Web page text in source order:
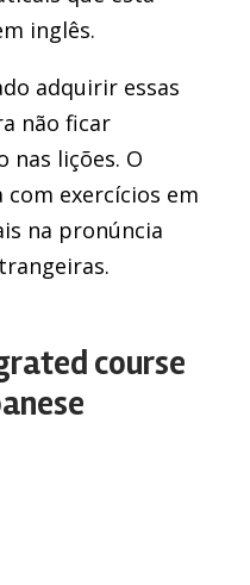
inglês.
adquirir essas
não ficar
lições. O
exercícios em
na pronúncia
course